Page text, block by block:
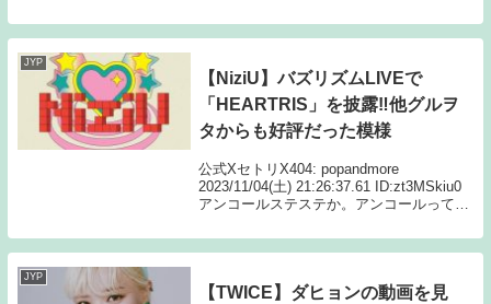
服、見たく...
JYP
【NiziU】バズリズムLIVEで
「HEARTRIS」を披露‼他グルヲ
タからも好評だった模様
公式XセトリX404: popandmore
2023/11/04(土) 21:26:37.61 ID:zt3MSkiu0
アンコールステステか。アンコールってい
popandmore 2023/11/04(...
JYP
【TWICE】ダヒョンの動画を見